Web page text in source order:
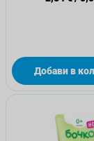
Добави в